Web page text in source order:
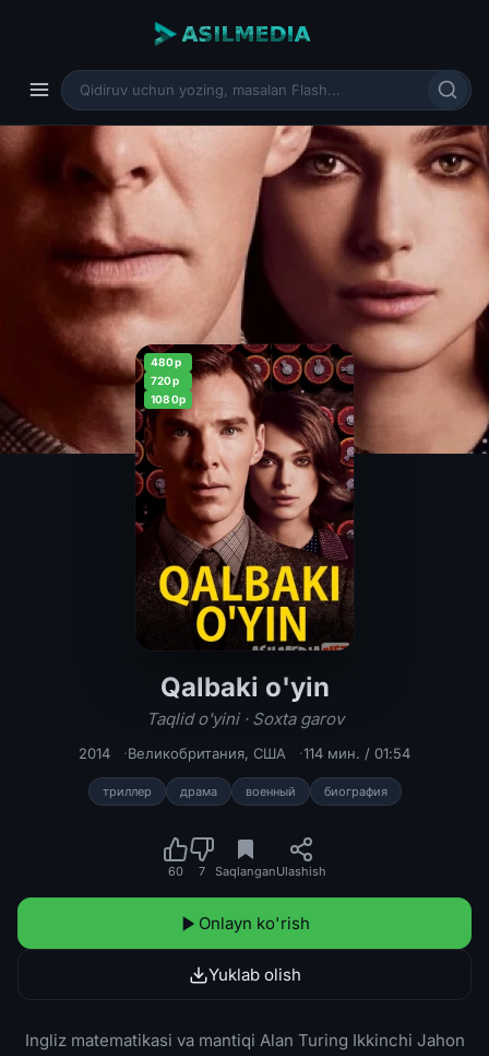
480p
720p
1080p
Qalbaki o'yin
Qalbaki o'yin / Taqlid o'yini / Soxta
Taqlid o'yini · Soxta garov
2014 Великобритания, США 114 мин. / 01:54
триллер драма военный биография
60 7 SaqlanganUlashish
Onlayn ko'rish
Yuklab olish
Ingliz matematikasi va mantiqi Alan Turing Ikkinchi Jahon